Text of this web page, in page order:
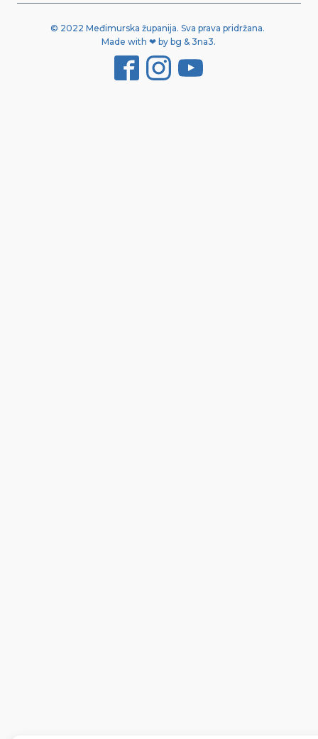
© 2022 Međimurska županija. Sva prava pridržana.
Made with ❤ by bg & 3na3.